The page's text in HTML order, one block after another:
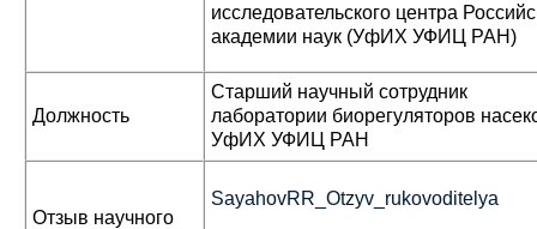
исследовательского центра
академии наук (УфИХ УФИЦ РАН)
Должность
Старший научный сотрудник
лаборатории биорегуляторов
УфИХ УФИЦ РАН
Отзыв научного
SayahovRR_Otzyv_rukovoditelya